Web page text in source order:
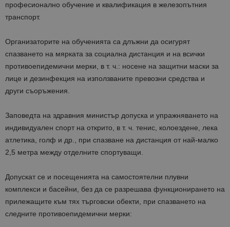
професионално обучение и квалификация в железопътния
транспорт.
Организаторите на обученията са длъжни да осигурят
спазването на мярката за социална дистанция и на всички
противоепидемични мерки, в т. ч.: носене на защитни маски за
лице и дезинфекция на използваните превозни средства и
други съоръжения.
Заповедта на здравния министър допуска и упражняването на
индивидуален спорт на открито, в т. ч. тенис, колоездене, лека
атлетика, голф и др., при спазване на дистанция от най-малко
2,5 метра между отделните спортуващи.
Допускат се и посещенията на самостоятелни плувни
комплекси и басейни, без да се разрешава функционирането на
прилежащите към тях търговски обекти, при спазването на
следните противоепидемични мерки: